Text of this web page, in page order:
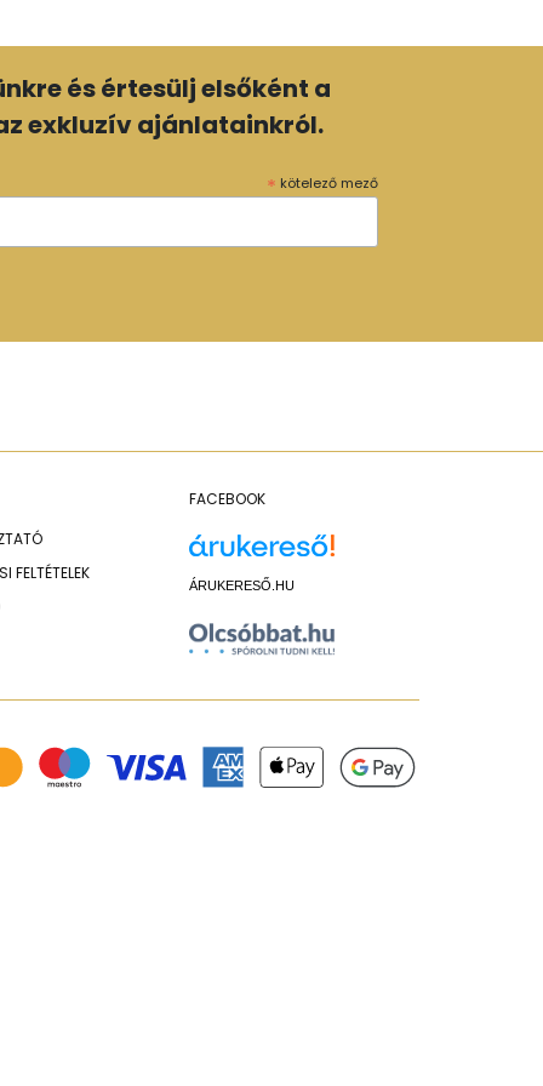
és értesülj elsőként a
exkluzív ajánlatainkról.
* kötelező mező
FELTÉTELEK
FACEBOOK
ÁRUKERESŐ.HU